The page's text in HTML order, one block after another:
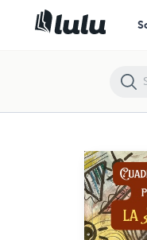
Cuaderno de trabajo para